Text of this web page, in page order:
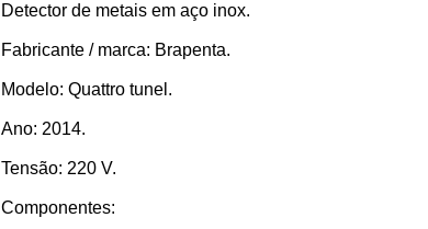
Detector de metais em aço inox.
Fabricante / marca: Brapenta.
Modelo: Quattro tunel.
Ano: 2014.
Tensão: 220 V.
Componentes: